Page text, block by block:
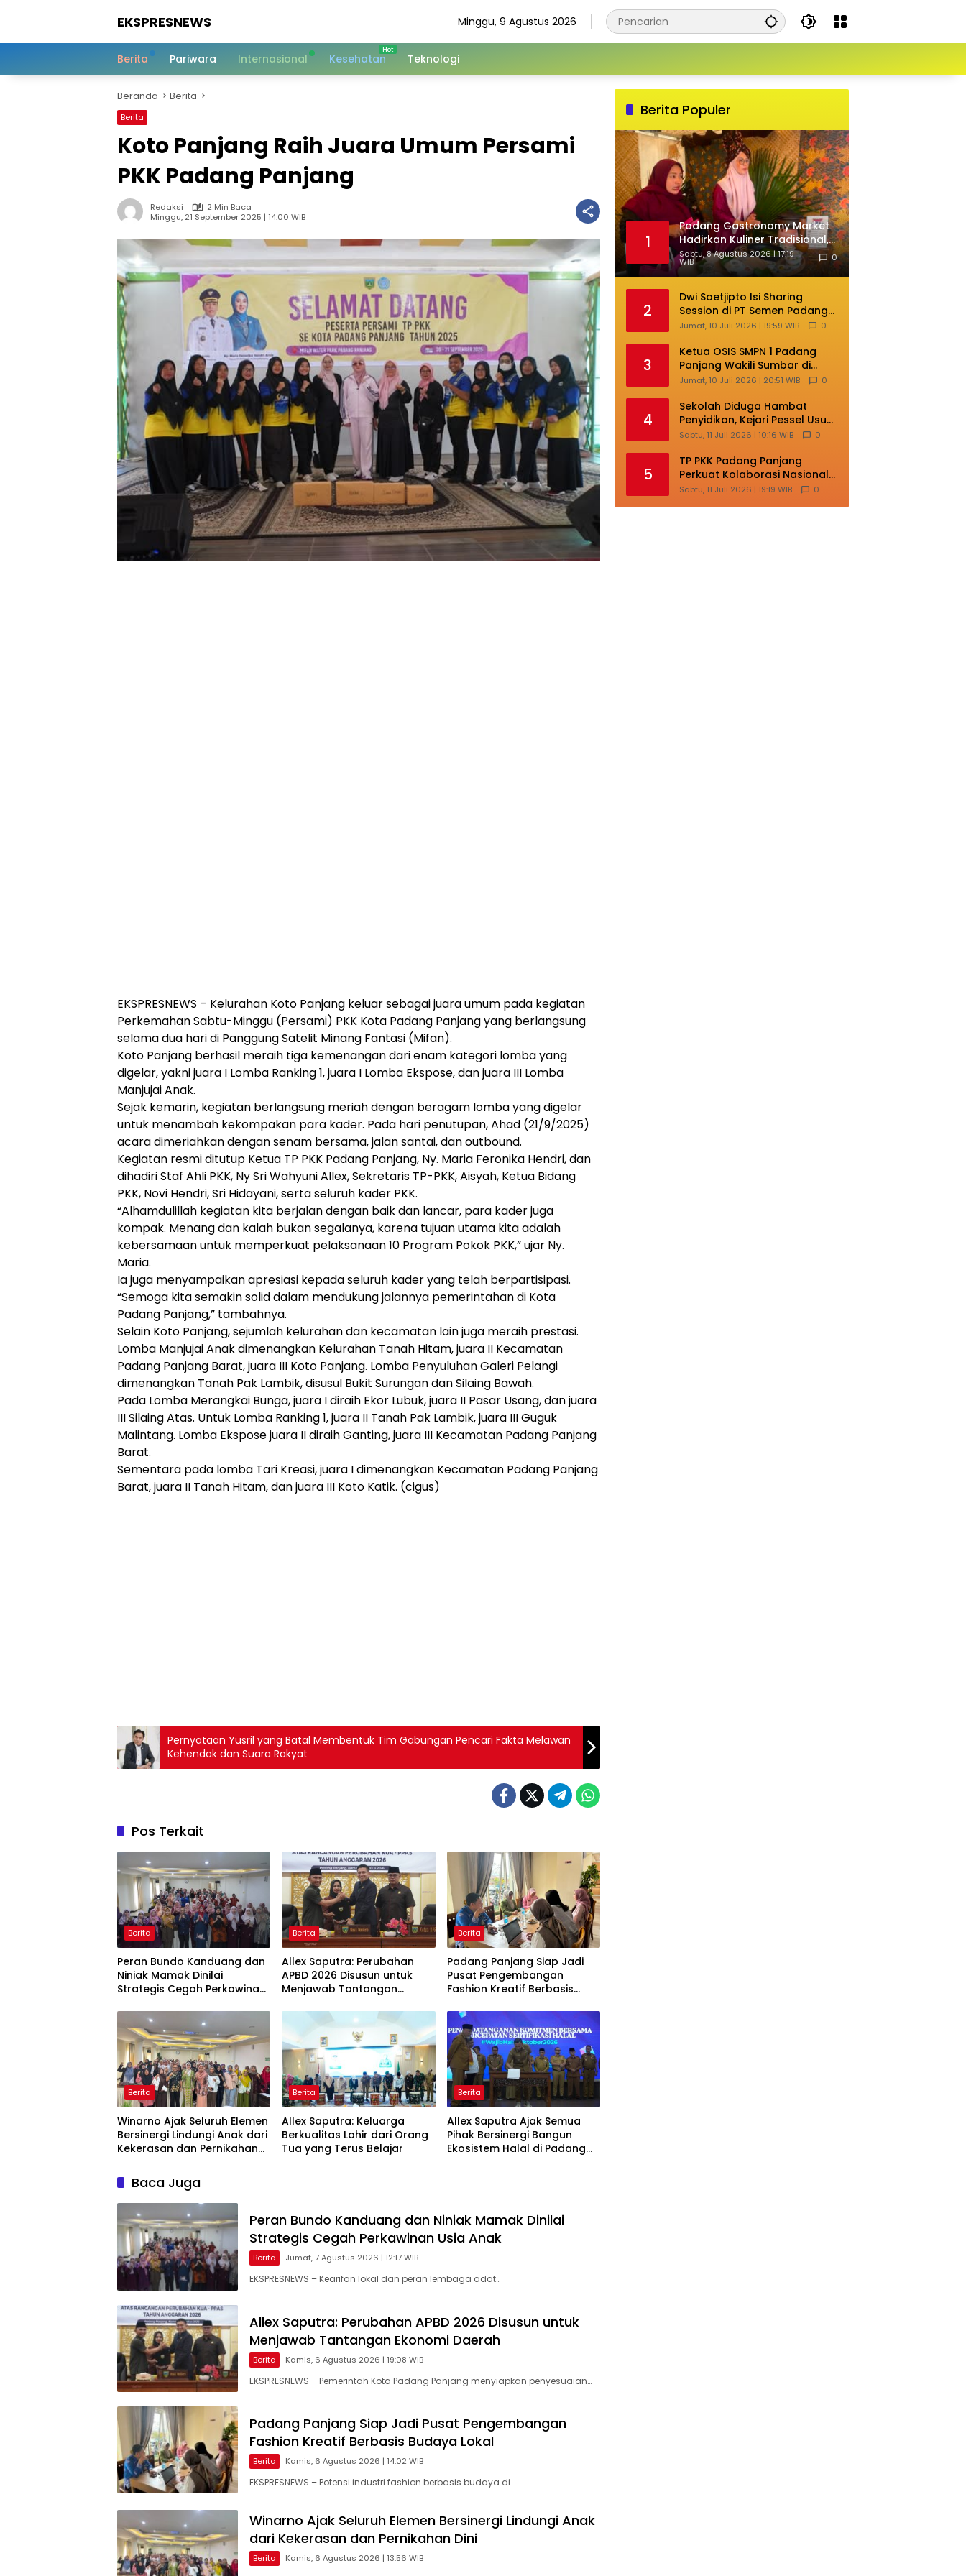
EKSPRESNEWS
Dalam
Minggu, 9 Agustus 2026
Berita Pariwara Internasional Kesehatan Teknologi
Beranda Berita
Berita
Koto Panjang Raih Juara Umum Persami
PKK Padang Panjang
Redaksi
2 Min Baca
Minggu, 21 September 2025 | 14:00 WIB
EKSPRESNEWS – Kelurahan Koto Panjang keluar sebagai juara umum pada kegiatan
Perkemahan Sabtu-Minggu (Persami) PKK Kota Padang Panjang yang berlangsung
selama dua hari di Panggung Satelit Minang Fantasi (Mifan).
Koto Panjang berhasil meraih tiga kemenangan dari enam kategori lomba yang
digelar, yakni juara I Lomba Ranking 1, juara I Lomba Ekspose, dan juara III Lomba
Manjujai Anak.
Sejak kemarin, kegiatan berlangsung meriah dengan beragam lomba yang digelar
untuk menambah kekompakan para kader. Pada hari penutupan, Ahad (21/9/2025)
acara dimeriahkan dengan senam bersama, jalan santai, dan outbound.
Kegiatan resmi ditutup Ketua TP PKK Padang Panjang, Ny. Maria Feronika Hendri, dan
dihadiri Staf Ahli PKK, Ny Sri Wahyuni Allex, Sekretaris TP-PKK, Aisyah, Ketua Bidang
PKK, Novi Hendri, Sri Hidayani, serta seluruh kader PKK.
“Alhamdulillah kegiatan kita berjalan dengan baik dan lancar, para kader juga
kompak. Menang dan kalah bukan segalanya, karena tujuan utama kita adalah
kebersamaan untuk memperkuat pelaksanaan 10 Program Pokok PKK,” ujar Ny.
Maria.
Ia juga menyampaikan apresiasi kepada seluruh kader yang telah berpartisipasi.
“Semoga kita semakin solid dalam mendukung jalannya pemerintahan di Kota
Padang Panjang,” tambahnya.
Selain Koto Panjang, sejumlah kelurahan dan kecamatan lain juga meraih prestasi.
Lomba Manjujai Anak dimenangkan Kelurahan Tanah Hitam, juara II Kecamatan
Padang Panjang Barat, juara III Koto Panjang. Lomba Penyuluhan Galeri Pelangi
dimenangkan Tanah Pak Lambik, disusul Bukit Surungan dan Silaing Bawah.
Pada Lomba Merangkai Bunga, juara I diraih Ekor Lubuk, juara II Pasar Usang, dan juara
III Silaing Atas. Untuk Lomba Ranking 1, juara II Tanah Pak Lambik, juara III Guguk
Malintang. Lomba Ekspose juara II diraih Ganting, juara III Kecamatan Padang Panjang
Barat.
Sementara pada lomba Tari Kreasi, juara I dimenangkan Kecamatan Padang Panjang
Barat, juara II Tanah Hitam, dan juara III Koto Katik. (cigus)
Pernyataan Yusril yang Batal Membentuk Tim Gabungan Pencari Fakta Melawan
Kehendak dan Suara Rakyat
Pos Terkait
Berita
Peran Bundo Kanduang dan
Niniak Mamak Dinilai
Strategis Cegah Perkawinan
Berita
Allex Saputra: Perubahan
APBD 2026 Disusun untuk
Menjawab Tantangan
Berita
Padang Panjang Siap Jadi
Pusat Pengembangan
Fashion Kreatif Berbasis
Berita
Winarno Ajak Seluruh Elemen
Bersinergi Lindungi Anak dari
Kekerasan dan Pernikahan
Berita
Allex Saputra: Keluarga
Berkualitas Lahir dari Orang
Tua yang Terus Belajar
Berita
Allex Saputra Ajak Semua
Pihak Bersinergi Bangun
Ekosistem Halal di Padang
Baca Juga
Peran Bundo Kanduang dan Niniak Mamak Dinilai
Strategis Cegah Perkawinan Usia Anak
Berita Jumat, 7 Agustus 2026 | 12:17 WIB
EKSPRESNEWS – Kearifan lokal dan peran lembaga adat…
Allex Saputra: Perubahan APBD 2026 Disusun untuk
Menjawab Tantangan Ekonomi Daerah
Berita Kamis, 6 Agustus 2026 | 19:08 WIB
EKSPRESNEWS – Pemerintah Kota Padang Panjang menyiapkan penyesuaian…
Padang Panjang Siap Jadi Pusat Pengembangan
Fashion Kreatif Berbasis Budaya Lokal
Berita Kamis, 6 Agustus 2026 | 14:02 WIB
EKSPRESNEWS – Potensi industri fashion berbasis budaya di…
Winarno Ajak Seluruh Elemen Bersinergi Lindungi Anak
dari Kekerasan dan Pernikahan Dini
Berita Kamis, 6 Agustus 2026 | 13:56 WIB
Berita Populer
1
Padang Gastronomy Market
Hadirkan Kuliner Tradisional,
Jadi Daya Tarik Wisata di HJK
ke-357
Sabtu, 8 Agustus 2026 | 17:19
WIB 0
2
Dwi Soetjipto Isi Sharing
Session di PT Semen Padang;
Perusahaan Dituntut Lakukan
Jumat, 10 Juli 2026 | 19:59 WIB 0
3
Ketua OSIS SMPN 1 Padang
Panjang Wakili Sumbar di
Ajang Nasional Bintang Sobat
Jumat, 10 Juli 2026 | 20:51 WIB 0
4
Sekolah Diduga Hambat
Penyidikan, Kejari Pessel Usut
Dugaan Pungli SMAN 3 Painan
Sabtu, 11 Juli 2026 | 10:16 WIB 0
5
TP PKK Padang Panjang
Perkuat Kolaborasi Nasional
demi Kesejahteraan Keluarga
Sabtu, 11 Juli 2026 | 19:19 WIB 0